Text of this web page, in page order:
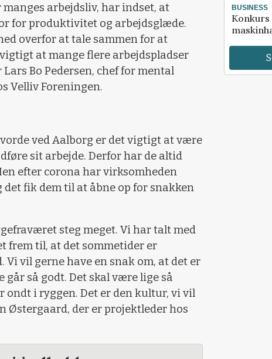
arbejdsliv, har indset, at
for produktivitet og arbejdsglæde.
overfor at tale sammen for at
at mange flere arbejdspladser
Bo Pedersen, chef for mental
Velliv Foreningen.
ved Aalborg er det vigtigt at være
sit arbejde. Derfor har de altid
efter corona har virksomheden
fik dem til at åbne op for snakken
steg meget. Vi har talt med
frem til, at det sommetider er
Vi vil gerne have en snak om, at det er
går så godt. Det skal være lige så
ondt i ryggen. Det er den kultur, vi vil
Østergaard, der er projektleder hos
BUSINESS